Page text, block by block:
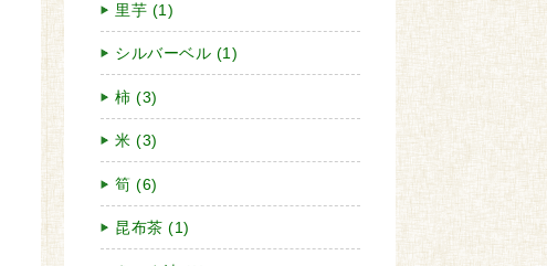
里芋 (1)
シルバーベル (1)
柿 (3)
米 (3)
筍 (6)
昆布茶 (1)